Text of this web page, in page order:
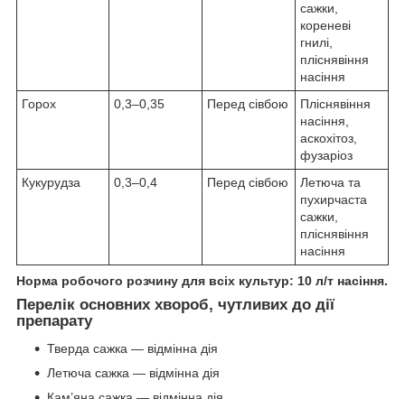
сажки,
кореневі
гнилі,
пліснявіння
насіння
Горох
0,3–0,35 Перед сівбою
Пліснявіння
насіння,
аскохітоз,
фузаріоз
Кукурудза
0,3–0,4 Перед сівбою
Летюча та
пухирчаста
сажки,
пліснявіння
насіння
Норма робочого розчину для всіх культур: 10 л/т насіння.
Перелік основних хвороб, чутливих до дії
препарату
Тверда сажка — відмінна дія
Летюча сажка — відмінна дія